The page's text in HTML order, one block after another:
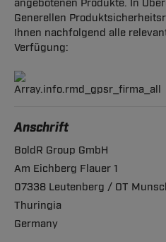
angebotenen Produkte. In
Generellen
Ihnen nachfolgend alle
Verfügung:
Anschrift
BoldR Group GmbH
Am Eichberg Flauer 1
07338 Leutenberg / OT
Thuringia
Germany